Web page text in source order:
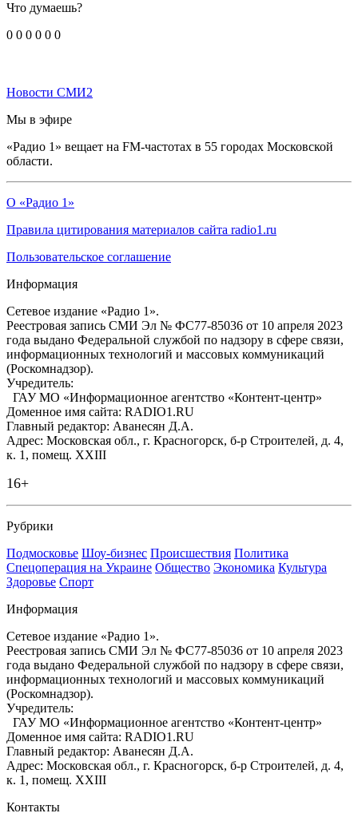
Что думаешь?
0 0 0 0 0 0
Новости СМИ2
Мы в эфире
«Радио 1» вещает на FM-частотах в 55 городах Московской
области.
О «Радио 1»
Правила цитирования материалов сайта radio1.ru
Пользовательское соглашение
Информация
Сетевое издание «Радио 1».
Реестровая запись СМИ Эл № ФС77-85036 от 10 апреля 2023
года выдано Федеральной службой по надзору в сфере связи,
информационных технологий и массовых коммуникаций
(Роскомнадзор).
Учредитель:
ГАУ МО «Информационное агентство «Контент-центр»
Доменное имя сайта: RADIO1.RU
Главный редактор: Аванесян Д.А.
Адрес: Московская обл., г. Красногорск, б-р Строителей, д. 4,
к. 1, помещ. XXIII
16+
Рубрики
Подмосковье Шоу-бизнес Происшествия Политика
Спецоперация на Украине Общество Экономика Культура
Здоровье Спорт
Информация
Сетевое издание «Радио 1».
Реестровая запись СМИ Эл № ФС77-85036 от 10 апреля 2023
года выдано Федеральной службой по надзору в сфере связи,
информационных технологий и массовых коммуникаций
(Роскомнадзор).
Учредитель:
ГАУ МО «Информационное агентство «Контент-центр»
Доменное имя сайта: RADIO1.RU
Главный редактор: Аванесян Д.А.
Адрес: Московская обл., г. Красногорск, б-р Строителей, д. 4,
к. 1, помещ. XXIII
Контакты